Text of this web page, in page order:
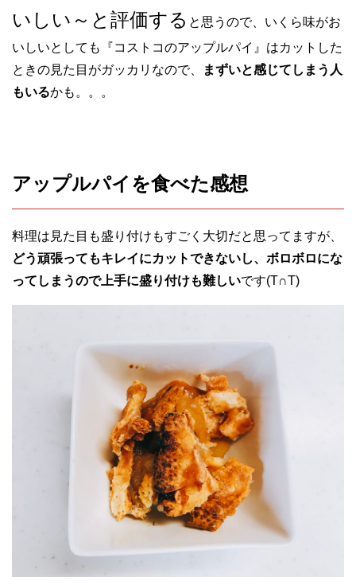
いしい～と評価する と思うので、いくら味がお
いしいとしても『コストコのアップルパイ』はカットした
ときの見た目がガッカリなので、
まずいと感じてしまう人
もいるかも。。。
アップルパイを食べた感想
料理は見た目も盛り付けもすごく大切だと思ってますが、
どう頑張ってもキレイにカットできないし、ボロボロにな
ってしまうので上手に盛り付けも難しいです(T∩︎T)